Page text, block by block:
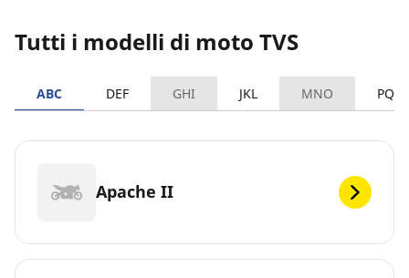
Tutti i modelli di moto TVS
ABC DEF GHI JKL MNO PQRS
Apache II